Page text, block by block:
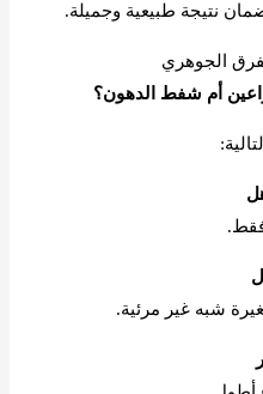
نتيجة طبيعية وجميلة.
الجوهري
أم شفط الدهون؟
شبه غير مرئية.